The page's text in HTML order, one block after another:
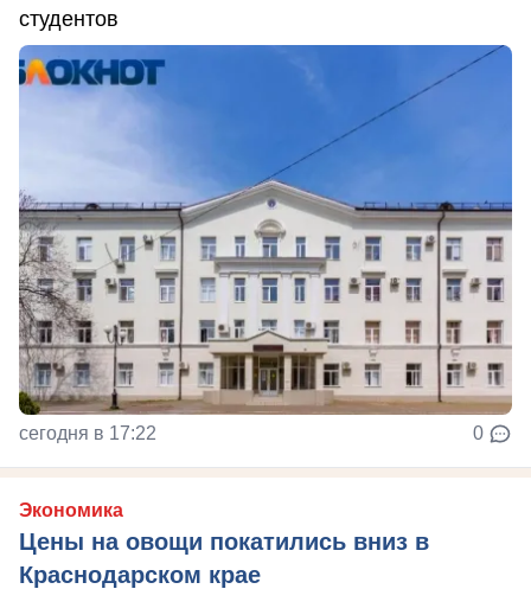
студентов
сегодня в 17:22 0
Экономика
Цены на овощи покатились вниз в
Краснодарском крае